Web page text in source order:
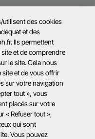
utilisent des cookies
et des
Ils permettent
et de comprendre
le site. Cela nous
et de vous offrir
sur votre navigation
tout », vous
placés sur votre
« Refuser tout »,
qui sont
Vous pouvez